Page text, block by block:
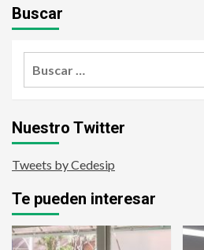
Buscar
Nuestro Twitter
Tweets by Cedesip
Te pueden interesar